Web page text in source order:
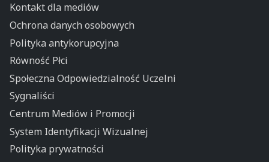
Kontakt dla mediów
Ochrona danych osobowych
Polityka antykorupcyjna
Równość Płci
Społeczna Odpowiedzialność Uczelni
Sygnaliści
Centrum Mediów i Promocji
System Identyfikacji Wizualnej
Polityka prywatności